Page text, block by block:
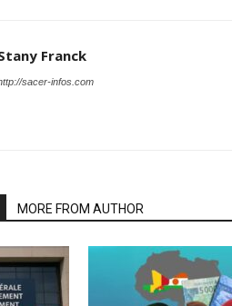
Franck
sacer-infos.com
MORE FROM AUTHOR